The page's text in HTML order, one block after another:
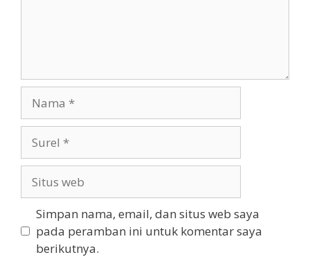
web
Simpan nama, email, dan situs web saya
pada peramban ini untuk komentar saya
berikutnya.